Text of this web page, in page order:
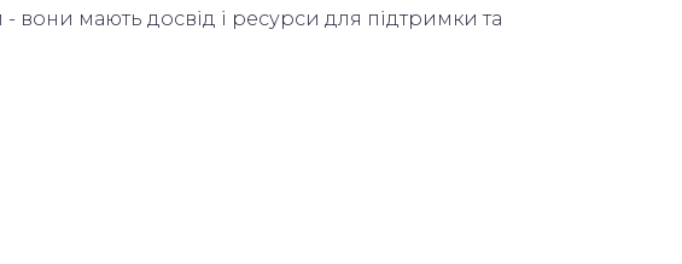
вони мають досвід і ресурси для підтримки та